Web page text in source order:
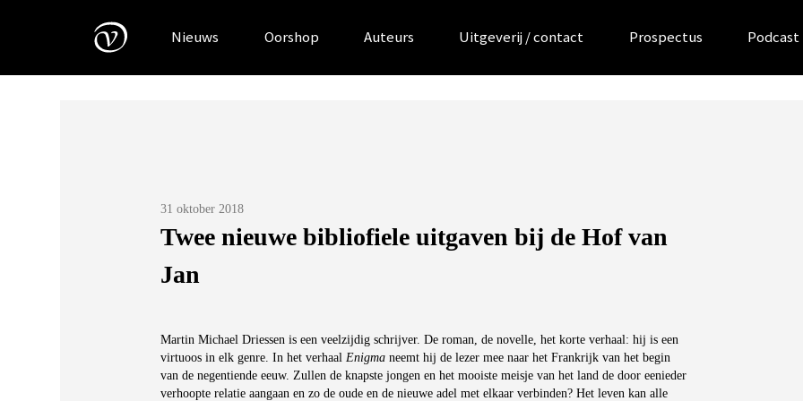
Nieuws Oorshop Auteurs Uitgeverij / contact Prospectus Podcast
Posted
on
31 oktober 2018
Twee nieuwe bibliofiele uitgaven bij de Hof van
Jan
Martin Michael Driessen is een veelzijdig schrijver. De roman, de novelle, het korte verhaal: hij is een
virtuoos in elk genre. In het verhaalEnigma neemt hij de lezer mee naar het Frankrijk van het begin
van de negentiende eeuw. Zullen de knapste jongen en het mooiste meisje van het land de door eenieder
verhoopte relatie aangaan en zo de oude en de nieuwe adel met elkaar verbinden? Het leven kan alle